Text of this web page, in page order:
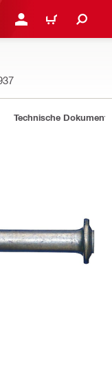
ANMELDEN ODER
WARENKORB
Technische Dokumente